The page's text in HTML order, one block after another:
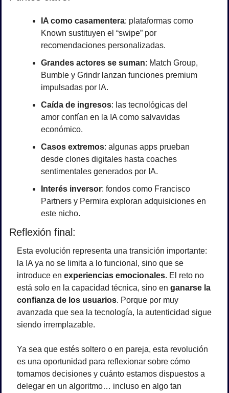
IA como casamentera: plataformas como
Known sustituyen el “swipe” por
recomendaciones personalizadas.
Grandes actores se suman: Match Group,
Bumble y Grindr lanzan funciones premium
impulsadas por IA.
Caída de ingresos: las tecnológicas del
amor confían en la IA como salvavidas
económico.
Casos extremos: algunas apps prueban
desde clones digitales hasta coaches
sentimentales generados por IA.
Interés inversor: fondos como Francisco
Partners y Permira exploran adquisiciones en
este nicho.
Reflexión final:
Esta evolución representa una transición importante:
la IA ya no se limita a lo funcional, sino que se
introduce en experiencias emocionales. El reto no
está solo en la capacidad técnica, sino en ganarse la
confianza de los usuarios. Porque por muy
avanzada que sea la tecnología, la autenticidad sigue
siendo irremplazable.
Ya sea que estés soltero o en pareja, esta revolución
es una oportunidad para reflexionar sobre cómo
tomamos decisiones y cuánto estamos dispuestos a
delegar en un algoritmo… incluso en algo tan